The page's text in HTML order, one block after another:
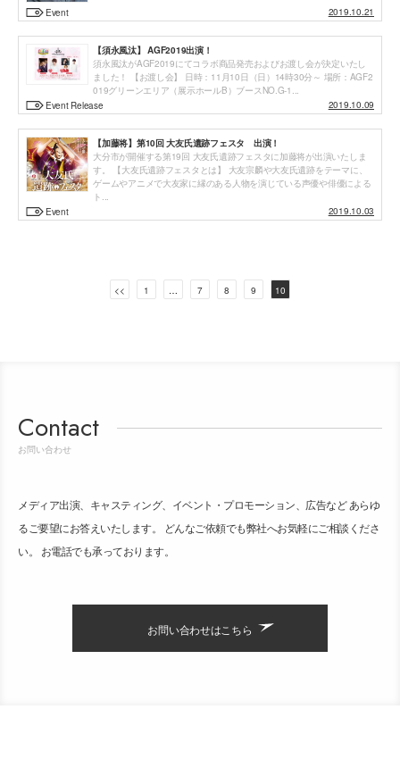
Event 2019.10.21
【須永風汰】 AGF2019出演！
須永風汰がAGF2019にてコラボ商品発売およびお渡し会が決定いたし
ました！ 【お渡し会】 日時：11月10日（日）14時30分～ 場所：AGF2
019グリーンエリア（展示ホールB）ブースNO.G-1...
Event Release
2019.10.09
【加藤将】第10回 大友氏遺跡フェスタ 出演！
大分市が開催する第19回 大友氏遺跡フェスタに加藤将が出演いたしま
す。 【大友氏遺跡フェスタとは】 大友宗麟や大友氏遺跡をテーマに、
ゲームやアニメで大友家に縁のある人物を演じている声優や俳優による
ト...
Event
2019.10.03
投
稿
ナ
<< 1 … 7 8 9 10
Contact
お問い合わせ
メディア出演、キャスティング、イベント・プロモーション、広告など あらゆ
るご要望にお答えいたします。 どんなご依頼でも弊社へお気軽にご相談くださ
い。 お電話でも承っております。
お問い合わせはこちら